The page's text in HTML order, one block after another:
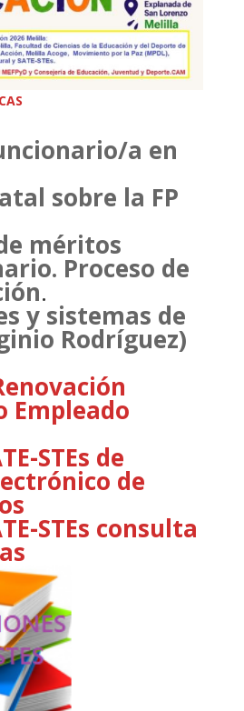
a en
sobre la FP
méritos
Proceso de
.
y sistemas de
Rodríguez)
Empleado
STEs de
de
STEs consulta